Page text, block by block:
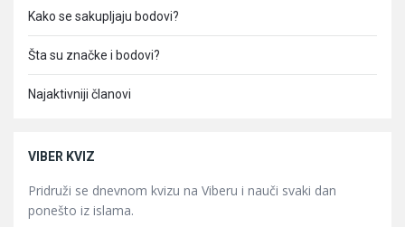
Kako se sakupljaju bodovi?
Šta su značke i bodovi?
Najaktivniji članovi
VIBER KVIZ
Pridruži se dnevnom kvizu na Viberu i nauči svaki dan
ponešto iz islama.